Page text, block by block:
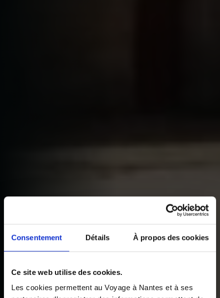
Consentement Détails À propos des cookies
Ce site web utilise des cookies.
Les cookies permettent au Voyage à Nantes et à ses